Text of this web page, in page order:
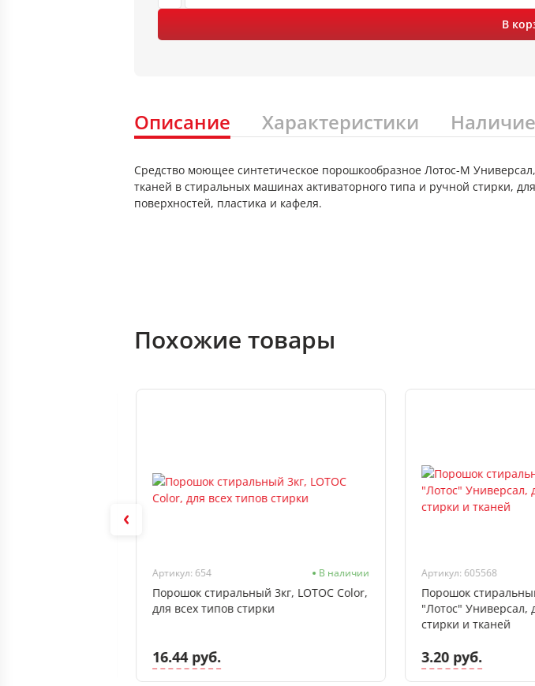
В
Описание Характеристики
Средство моющее синтетическое порошкообразное Лотос-М
тканей в стиральных машинах активаторного типа и ручной стирки,
поверхностей, пластика и кафеля.
Похожие товары
Артикул: 654 В наличии
Порошок стиральный 3кг, LOTOC Color,
для всех типов стирки
16.44 руб.
Артикул: 605568
Порошок
"Лотос" Универсал,
стирки и тканей
3.20 руб.